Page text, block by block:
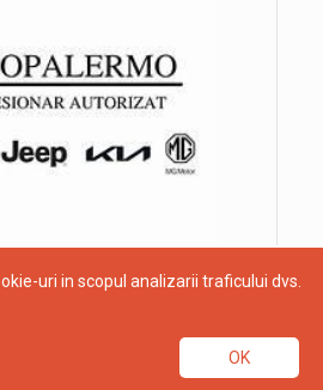
uri in scopul analizarii traficului dvs.
OK